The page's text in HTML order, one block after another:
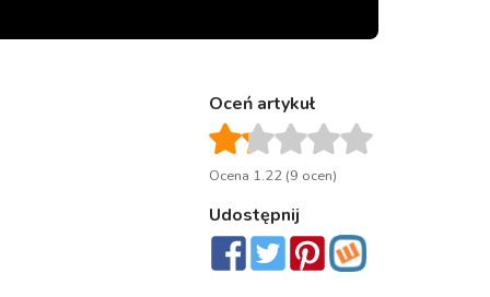
Oceń artykuł
Ocena 1.22 (9 ocen)
Udostępnij